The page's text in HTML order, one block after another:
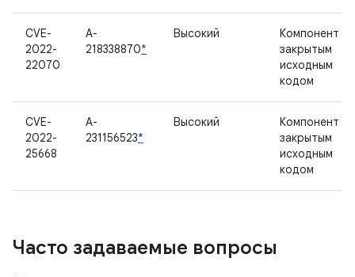
CVE-
2022-
22070
A-
218338870*
Высокий
Компонент с
закрытым
исходным
кодом
CVE-
2022-
25668
A-
231156523*
Высокий
Компонент с
закрытым
исходным
кодом
Часто задаваемые вопросы